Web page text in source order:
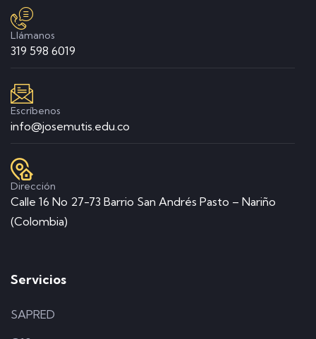
Llámanos
319 598 6019
Escríbenos
info@josemutis.edu.co
Dirección
Calle 16 No 27-73 Barrio San Andrés Pasto – Nariño
(Colombia)
Servicios
SAPRED